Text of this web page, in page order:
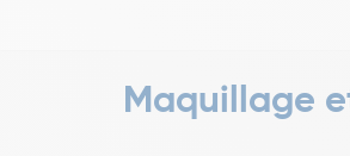
Maquillage